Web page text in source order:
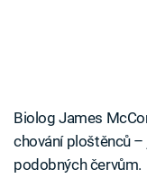
Biolog James
chování ploštěnců
podobných červům.